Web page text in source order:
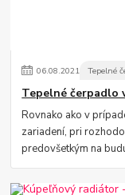
06.08.2021 Tepelné
Tepelné čerpadlo
Rovnako ako v
zariadení, pri
predovšetkým na